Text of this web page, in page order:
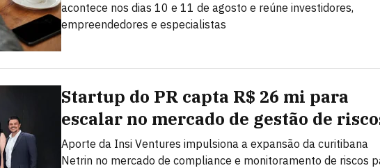
acontece nos dias 10 e 11 de agosto e reúne investidores,
empreendedores e especialistas
Startup do PR capta R$ 26 mi para
escalar no mercado de gestão de
Aporte da Insi Ventures impulsiona a expansão da curitibana
Netrin no mercado de compliance e monitoramento de riscos